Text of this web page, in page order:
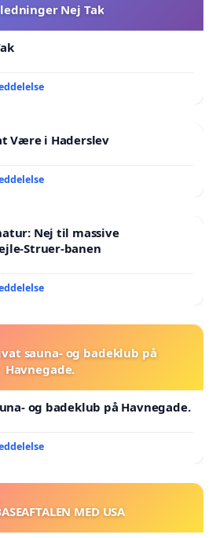
Nej Tak
Være i Haderslev
Nej til massive
Struer-banen
sauna- og badeklub på
Havnegade.
og badeklub på Havnegade.
MED USA